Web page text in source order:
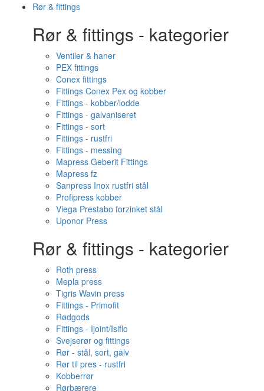
Rør & fittings
Rør & fittings - kategorier
Ventiler & haner
PEX fittings
Conex fittings
Fittings Conex Pex og kobber
Fittings - kobber/lodde
Fittings - galvaniseret
Fittings - sort
Fittings - rustfri
Fittings - messing
Mapress Geberit Fittings
Mapress fz
Sanpress Inox rustfri stål
Profipress kobber
Viega Prestabo forzinket stål
Uponor Press
Rør & fittings - kategorier
Roth press
Mepla press
Tigris Wavin press
Fittings - Primofit
Rødgods
Fittings - Ijoint/Isiflo
Svejserør og fittings
Rør - stål, sort, galv
Rør til pres - rustfri
Kobberrør
Rørbærere